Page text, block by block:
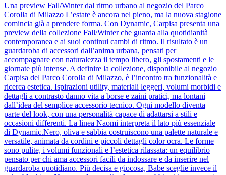
Una preview Fall/Winter dal ritmo urbano al negozio del Parco
Corolla di Milazzo L’estate è ancora nel pieno, ma la nuova stagione
comincia già a prendere forma. Con Dynamic, Carpisa presenta una
preview della collezione Fall/Winter che guarda alla quotidianità
contemporanea e ai suoi continui cambi di ritmo. Il risultato è un
guardaroba di accessori dall’anima urbana, pensati per
accompagnare con naturalezza il tempo libero, gli spostamenti e le
giornate più intense. A definire la collezione, disponibile al negozio
Carpisa del Parco Corolla di Milazzo, è l’incontro tra funzionalità e
ricerca estetica. Ispirazioni utility, materiali leggeri, volumi morbidi e
dettagli a contrasto danno vita a borse e zaini pratici, ma lontani
dall’idea del semplice accessorio tecnico. Ogni modello diventa
parte del look, con una personalità capace di adattarsi a stili e
occasioni differenti. La linea Naomi interpreta il lato più essenziale
di Dynamic.Nero, oliva e sabbia costruiscono una palette naturale e
versatile, animata da cordini e piccoli dettagli color ocra. Le forme
sono pulite, i volumi funzionali e l’estetica rilassata: un equilibrio
pensato per chi ama accessori facili da indossare e da inserire nel
guardaroba quotidiano. Più decisa e giocosa, Babe sceglie invece il